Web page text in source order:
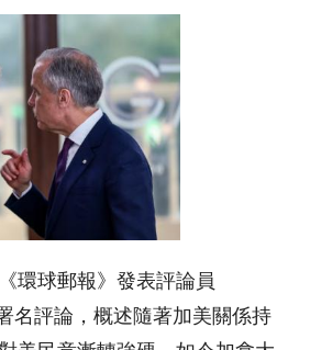
環球郵報》發表評論員
名評論，概述隨著加美關係持